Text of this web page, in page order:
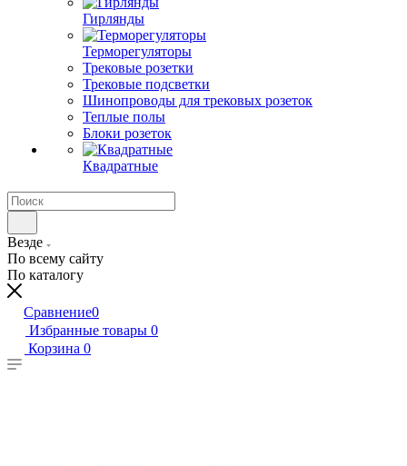
Гирлянды
Терморегуляторы
Трековые розетки
Трековые подсветки
Шинопроводы для трековых розеток
Теплые полы
Блоки розеток
Квадратные
Везде
По всему сайту
По каталогу
Сравнение0
Избранные товары 0
Корзина 0